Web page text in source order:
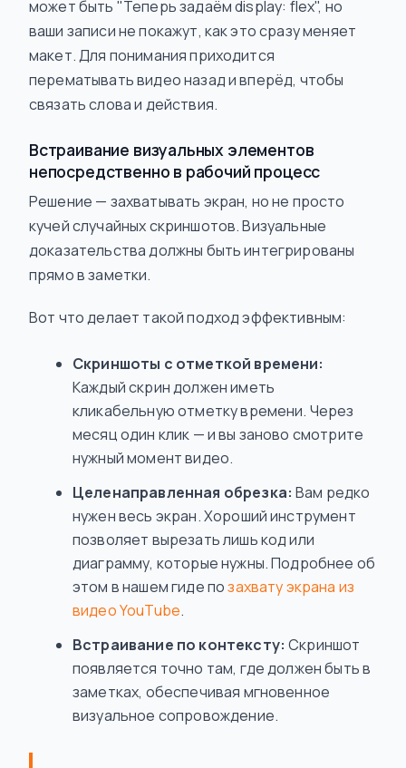
может быть "Теперь задаём display: flex", но
ваши записи не покажут, как это сразу меняет
макет. Для понимания приходится
перематывать видео назад и вперёд, чтобы
связать слова и действия.
Встраивание визуальных элементов
непосредственно в рабочий процесс
Решение — захватывать экран, но не просто
кучей случайных скриншотов. Визуальные
доказательства должны быть интегрированы
прямо в заметки.
Вот что делает такой подход эффективным:
Скриншоты с отметкой времени:
Каждый скрин должен иметь
кликабельную отметку времени. Через
месяц один клик — и вы заново смотрите
нужный момент видео.
Целенаправленная обрезка: Вам редко
нужен весь экран. Хороший инструмент
позволяет вырезать лишь код или
диаграмму, которые нужны. Подробнее об
этом в нашем гиде позахвату экрана из
видео YouTube.
Встраивание по контексту: Скриншот
появляется точно там, где должен быть в
заметках, обеспечивая мгновенное
визуальное сопровождение.